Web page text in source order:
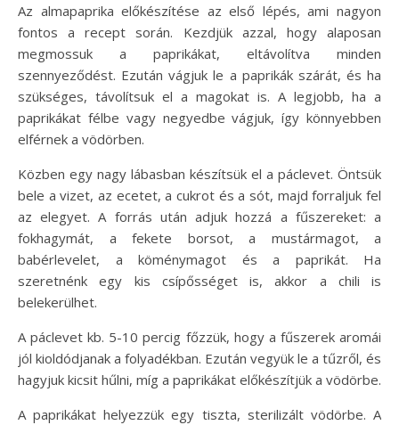
Az almapaprika előkészítése az első lépés, ami nagyon
fontos a recept során. Kezdjük azzal, hogy alaposan
megmossuk a paprikákat, eltávolítva minden
szennyeződést. Ezután vágjuk le a paprikák szárát, és ha
szükséges, távolítsuk el a magokat is. A legjobb, ha a
paprikákat félbe vagy negyedbe vágjuk, így könnyebben
elférnek a vödörben.
Közben egy nagy lábasban készítsük el a páclevet. Öntsük
bele a vizet, az ecetet, a cukrot és a sót, majd forraljuk fel
az elegyet. A forrás után adjuk hozzá a fűszereket: a
fokhagymát, a fekete borsot, a mustármagot, a
babérlevelet, a köménymagot és a paprikát. Ha
szeretnénk egy kis csípősséget is, akkor a chili is
belekerülhet.
A páclevet kb. 5-10 percig főzzük, hogy a fűszerek aromái
jól kioldódjanak a folyadékban. Ezután vegyük le a tűzről, és
hagyjuk kicsit hűlni, míg a paprikákat előkészítjük a vödörbe.
A paprikákat helyezzük egy tiszta, sterilizált vödörbe. A